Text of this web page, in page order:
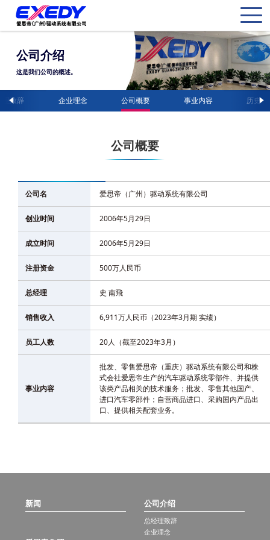
公司介绍
这是我们公司的概述。
理致辞 企业理念 公司概要 事业内容 历史
公司概要
公司名 爱思帝（广州）驱动系统有限公司
创业时间 2006年5月29日
成立时间 2006年5月29日
注册资金 500万人民币
总经理 史 南飛
销售收入 6,911万人民币（2023年3月期 实绩）
员工人数 20人（截至2023年3月）
事业内容
批发、零售爱思帝（重庆）驱动系统有限公司和株
式会社爱思帝生产的汽车驱动系统零部件、并提供
该类产品相关的技术服务；批发、零售其他国产、
进口汽车零部件；自营商品进口、采购国内产品出
口、提供相关配套业务。
新闻 公司介绍
总经理致辞
企业理念